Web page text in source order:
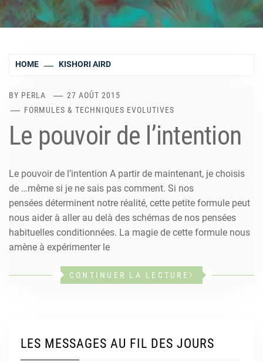
HOME KISHORI AIRD
BY PERLA
27 AOÛT 2015
FORMULES & TECHNIQUES EVOLUTIVES
Le pouvoir de l’intention
Le pouvoir de l’intention A partir de maintenant, je choisis
de …même si je ne sais pas comment. Si nos
pensées déterminent notre réalité, cette petite formule peut
nous aider à aller au delà des schémas de nos pensées
habituelles conditionnées. La magie de cette formule nous
amène à expérimenter le
CONTINUER LA LECTURE
LES MESSAGES AU FIL DES JOURS